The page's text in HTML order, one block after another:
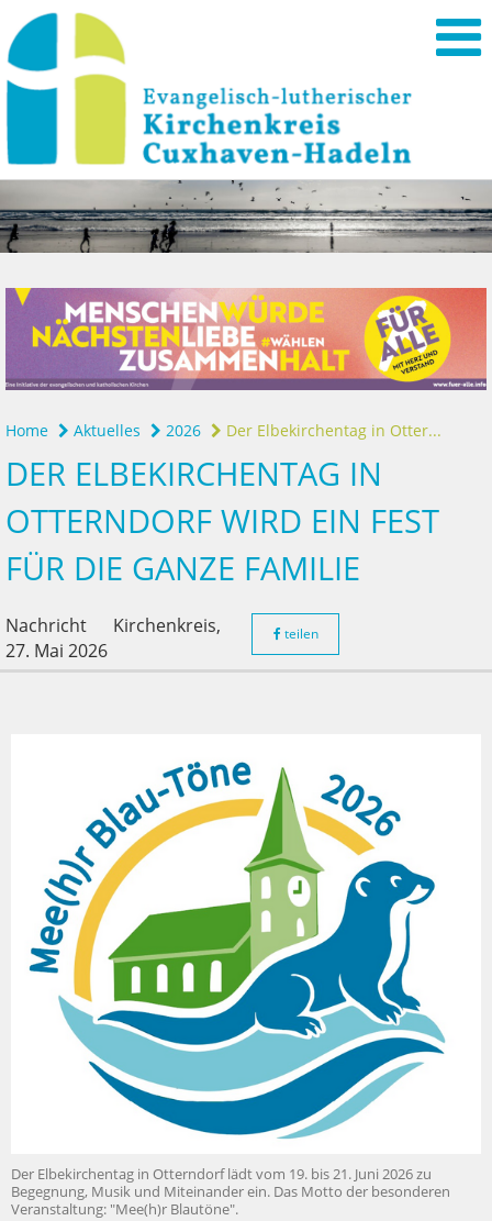
Home Aktuelles 2026 Der Elbekirchentag in Otter...
DER ELBEKIRCHENTAG IN
OTTERNDORF WIRD EIN FEST
FÜR DIE GANZE FAMILIE
Nachricht
Kirchenkreis,
27. Mai 2026
teilen
Der Elbekirchentag in Otterndorf lädt vom 19. bis 21. Juni 2026 zu
Begegnung, Musik und Miteinander ein. Das Motto der besonderen
Veranstaltung: "Mee(h)r Blautöne".